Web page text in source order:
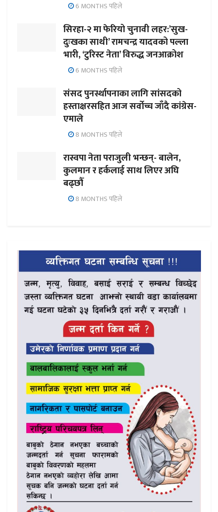
6 MONTHS पहिले
सिरहा-२ मा फेरियो चुनावी लहर:’सुख-
दुःखका साथी’ रामचन्द्र यादवको पल्ला
भारी, ‘टुरिस्ट नेता’ विरुद्ध जनआक्रोश
6 MONTHS पहिले
संसद पुनर्स्थापनाका लागि सांसदको
हस्ताक्षरसहित आज सर्वोच्च जाँदै कांग्रेस-
एमाले
8 MONTHS पहिले
रास्वपा नेता पराजुली भन्छन्- बालेन,
कुलमान र हर्कलाई साथ लिएर अघि
बढ्छौँ
8 MONTHS पहिले